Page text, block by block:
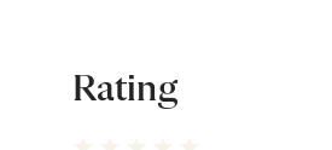
Rating